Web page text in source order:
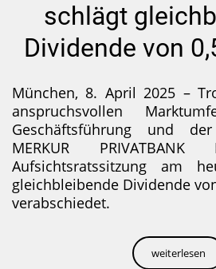
schlägt
Dividende von
München, 8. April 2025 –
anspruchsvollen
Geschäftsführung und
MERKUR
Aufsichtsratssitzung am
gleichbleibende Dividende
verabschiedet.
weiterlesen